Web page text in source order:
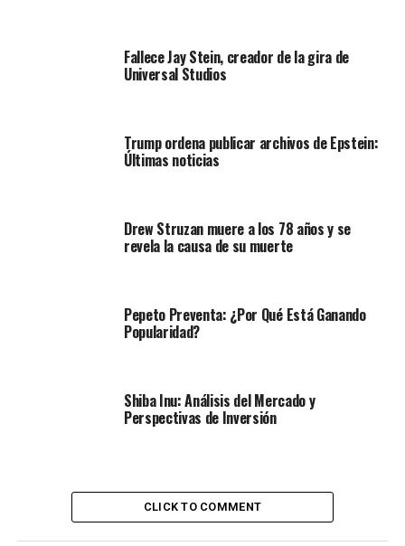
Fallece Jay Stein, creador de la gira de
Universal Studios
Trump ordena publicar archivos de Epstein:
Últimas noticias
Drew Struzan muere a los 78 años y se
revela la causa de su muerte
Pepeto Preventa: ¿Por Qué Está Ganando
Popularidad?
Shiba Inu: Análisis del Mercado y
Perspectivas de Inversión
CLICK TO COMMENT